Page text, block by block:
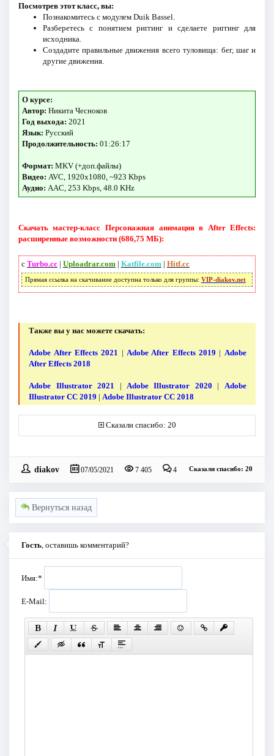
Посмотрев этот класс, вы:
Познакомитесь с модулем Duik Bassel.
Разберетесь с понятием риггинг и сделаете риггинг для
исходника.
Создадите правильные движения всего туловища: бег, шаг и
другие движения.
О курсе:
Автор: Никита Чесноков
Год выхода: 2021
Язык: Русский
Продолжительность: 01:26:17
Формат: MKV (+доп.файлы)
Видео: AVC, 1920x1080, ~923 Kbps
Аудио: AAC, 253 Kbps, 48.0 KHz
Скачать мастер-класс Персонажная анимация в After Effects:
расширенные возможности (686,75 МБ):
с Turbo.cc| Uploadrar.com | Katfile.com | Hitf.cc
Прямая ссылка на скачивание доступна только для группы: VIP-diakov.net
Также вы у нас можете скачать:
Adobe After Effects 2021 | Adobe After Effects 2019 | Adobe
After Effects 2018
Adobe Illustrator 2021 | Adobe Illustrator 2020 | Adobe
Illustrator CC 2019 | Adobe Illustrator CC 2018
Сказали спасибо: 20
diakov 07/05/2021 7 405 4 Сказали спасибо: 20
Вернуться назад
Гость , оставишь комментарий?
Имя:*
E-Mail: